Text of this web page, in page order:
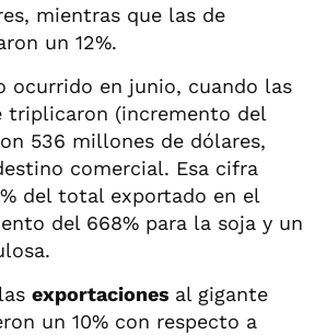
mientras que las de
un 12%.
ocurrido en junio, cuando las
triplicaron (incremento del
536 millones de dólares,
comercial. Esa cifra
del total exportado en el
del 668% para la soja y un
exportaciones al gigante
un 10% con respecto a